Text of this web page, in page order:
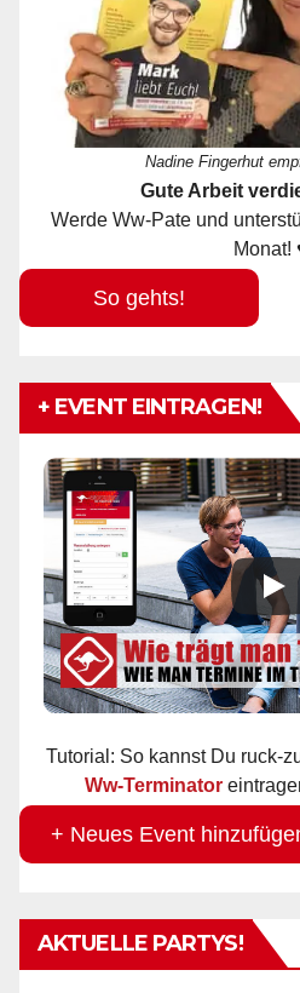
Nadine Fingerhut
Gute Arbeit
Werde Ww-Pate und
Monat!
So gehts!
+ EVENT EINTRAGEN!
Tutorial: So kannst Du ruck-
Ww-Terminator
+ Neues Event
AKTUELLE PARTYS!